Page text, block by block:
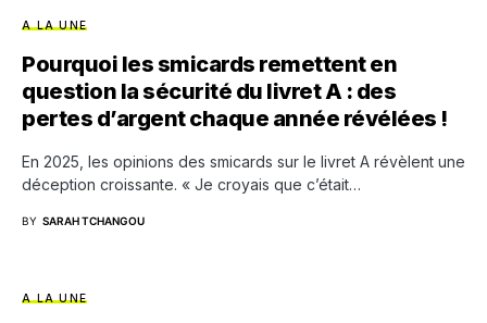
A LA UNE
Pourquoi les smicards remettent en
question la sécurité du livret A : des
pertes d’argent chaque année révélées !
En 2025, les opinions des smicards sur le livret A révèlent une
déception croissante. « Je croyais que c’était…
BY SARAH TCHANGOU
A LA UNE